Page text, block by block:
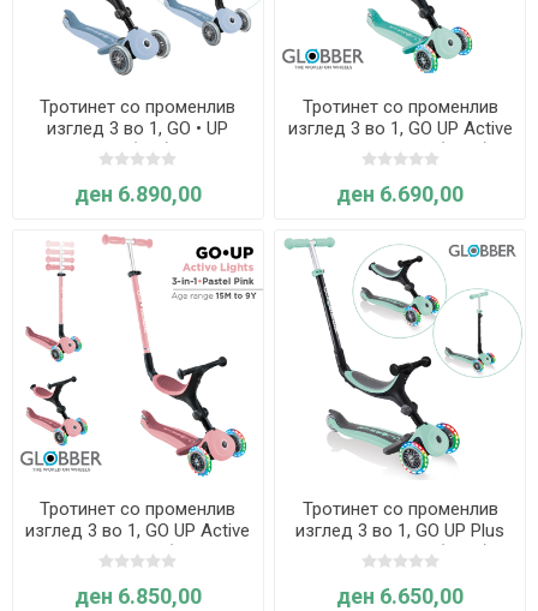
Тротинет со променлив
изглед 3 во 1, GO • UP
ACTIVE ECO (син) - Globber
ден 6.890,00
Тротинет со променлив
изглед 3 во 1, GO UP Active
Lights, склоплив (минт) -
Globber
ден 6.690,00
Тротинет со променлив
изглед 3 во 1, GO UP Active
Lights, склоплив (пастелно
розов) - Globber
ден 6.850,00
Тротинет со променлив
изглед 3 во 1, GO UP Plus
Lights, склоплив (минт) -
Globber
ден 6.650,00